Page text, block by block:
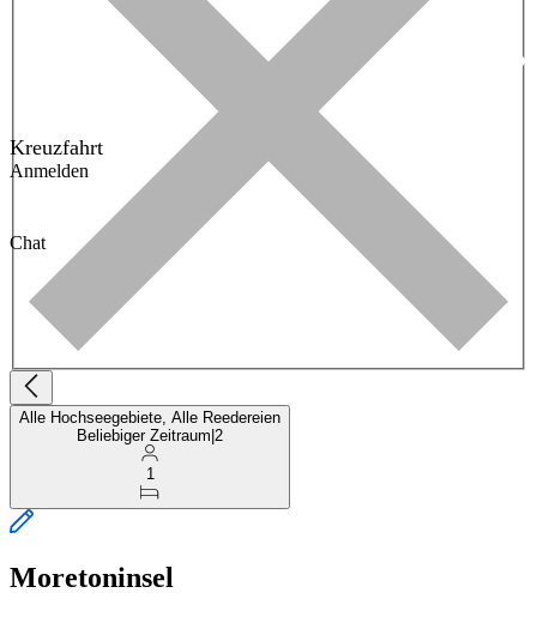
Kreuzfahrt
Anmelden
Chat
Alle Hochseegebiete, Alle Reedereien
Beliebiger Zeitraum 2
1
Moretoninsel